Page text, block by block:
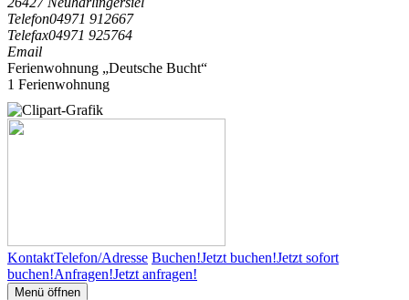
Telefon04971 912667
Telefax04971 925764
Email
Ferienwohnung „Deutsche Bucht“
1 Ferienwohnung
KontaktTelefon/Adresse Buchen!Jetzt buchen!Jetzt sofort
buchen!Anfragen!Jetzt anfragen!
Menü öffnen